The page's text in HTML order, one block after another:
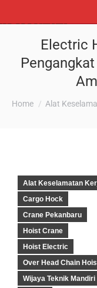
Electric
Home Alat
Alat Keselamatan
Cargo Hock
Crane Pekanbaru
Hoist Crane
Hoist Electric
Over Head Chain
Wijaya Teknik Mandiri